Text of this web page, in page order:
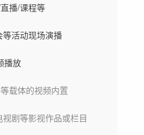
播/课程等
活动现场演播
播放
载体的视频内置
剧等影视作品或栏目